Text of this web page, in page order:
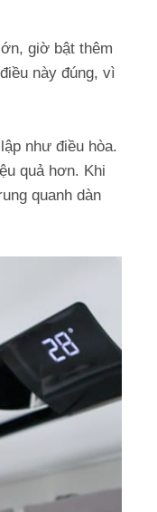
giờ bật thêm
này đúng, vì
như điều hòa.
quả hơn. Khi
quanh dàn